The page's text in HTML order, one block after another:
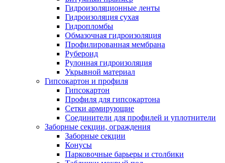
Гидроизоляционные ленты
Гидроизоляция сухая
Гидропломбы
Обмазочная гидроизоляция
Профилированная мембрана
Рубероид
Рулонная гидроизоляция
Укрывной материал
Гипсокартон и профиля
Гипсокартон
Профиля для гипсокартона
Сетки армирующие
Соединители для профилей и уплотнители
Заборные секции, ограждения
Заборные секции
Конусы
Парковочные барьеры и столбики